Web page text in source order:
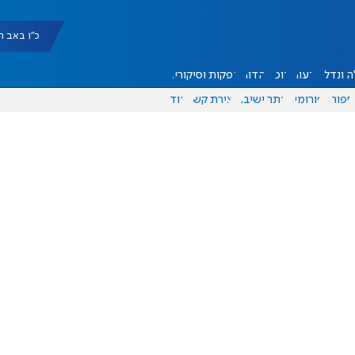
כ"ו באב
ונדל"ן דעות אוכל יהדות הפקות וסיקורים
ספורט פורומים אתר ישיבה יצירת קשר עוד